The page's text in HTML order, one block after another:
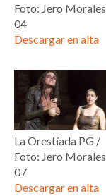
Foto: Jero Morales
04
Descargar en alta
La Orestíada PG /
Foto: Jero Morales
07
Descargar en alta